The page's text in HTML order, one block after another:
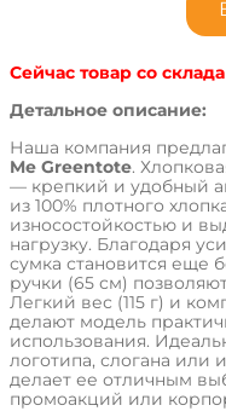
Сейчас товар со
Детальное описание:
Наша компания
Me Greentote.
— крепкий и удобный
из 100% плотного
износостойкостью и
нагрузку. Благодаря
сумка становится еще
ручки (65 см)
Легкий вес (115 г) и
делают модель
использования.
логотипа, слогана или
делает ее отличным
промоакций или